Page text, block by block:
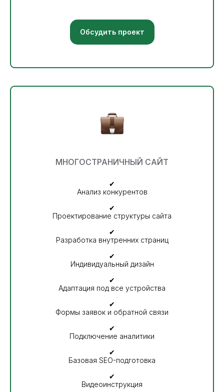
Обсудить проект
МНОГОСТРАНИЧНЫЙ САЙТ
✔
Анализ конкурентов
✔
Проектирование структуры сайта
✔
Разработка внутренних страниц
✔
Индивидуальный дизайн
✔
Адаптация под все устройства
✔
Формы заявок и обратной связи
✔
Подключение аналитики
✔
Базовая SEO-подготовка
✔
Видеоинструкция